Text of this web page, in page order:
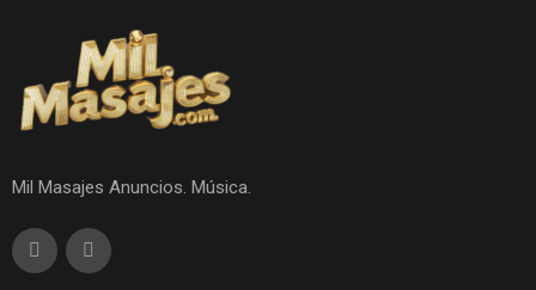
Mil Masajes Anuncios. Música.